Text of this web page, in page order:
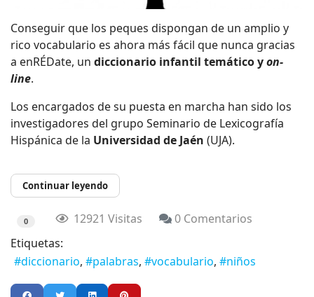
Conseguir que los peques dispongan de un amplio y
rico vocabulario es ahora más fácil que nunca gracias
a enRÉDate, un diccionario infantil temático yon-
line.
Los encargados de su puesta en marcha han sido los
investigadores del grupo Seminario de Lexicografía
Hispánica de la Universidad de Jaén (UJA).
Continuar leyendo
0 12921 Visitas
0 Comentarios
Etiquetas:
diccionario
palabras vocabulario niños